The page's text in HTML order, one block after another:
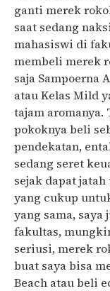
ganti merek
saat sedang
mahasiswi di
membeli merek
saja Sampoerna
atau Kelas Mild
tajam
pokoknya beli
pendekatan,
sedang seret
sejak dapat
yang cukup
yang sama, saya
fakultas,
seriusi, merek
buat saya bisa
Beach atau beli